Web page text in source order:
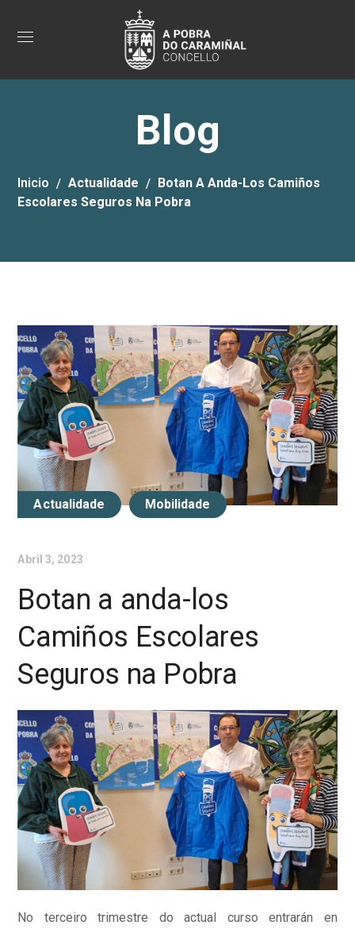
Blog
Inicio Actualidade
Botan A Anda-Los Camiños
Escolares Seguros Na Pobra
Actualidade Mobilidade
Abril 3, 2023
Botan a anda-los
Camiños Escolares
Seguros na Pobra
No terceiro trimestre do actual curso entrarán en